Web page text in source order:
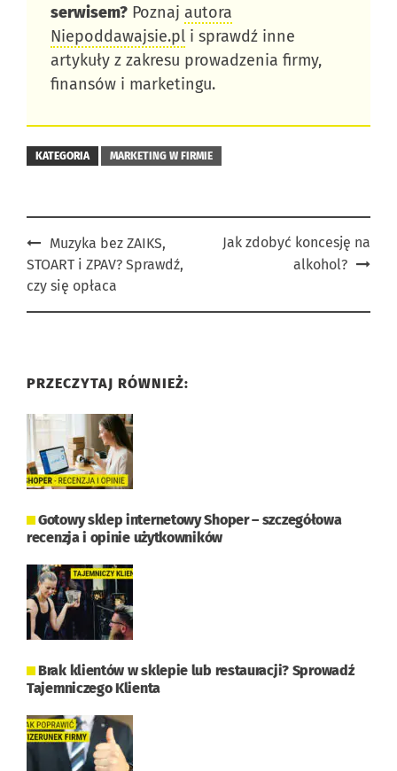
serwisem? Poznaj autora
Niepoddawajsie.pl i sprawdź inne
artykuły z zakresu prowadzenia firmy,
finansów i marketingu.
KATEGORIA MARKETING W FIRMIE
Post
navigation
Muzyka bez ZAIKS,
STOART i ZPAV? Sprawdź,
czy się opłaca
Jak zdobyć koncesję na
alkohol?
PRZECZYTAJ RÓWNIEŻ:
Gotowy sklep internetowy Shoper – szczegółowa
recenzja i opinie użytkowników
Brak klientów w sklepie lub restauracji? Sprowadź
Tajemniczego Klienta